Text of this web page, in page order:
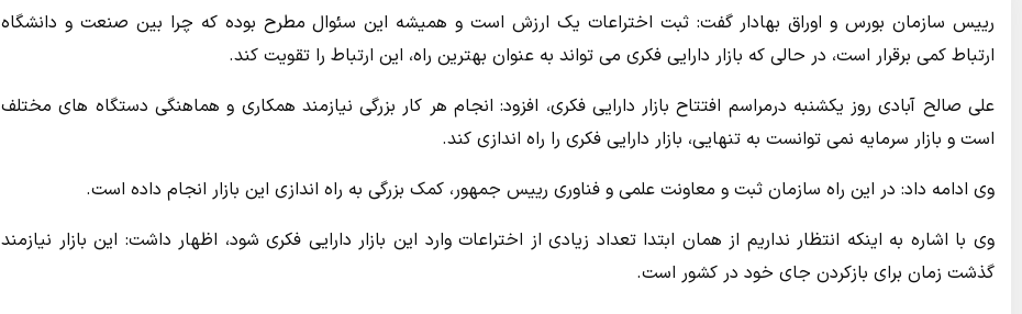
رییس سازمان بورس و اوراق بهادار گفت: ثبت اختراعات یک ارزش است و همیشه این سئوال مطرح بوده که چرا بین صنعت و دانشگاه
ارتباط کمی برقرار است، در حالی که بازار دارایی فکری می تواند به عنوان بهترین راه، این ارتباط را تقویت کند.
علی صالح آبادی روز یکشنبه درمراسم افتتاح بازار دارایی فکری، افزود: انجام هر کار بزرگی نیازمند همکاری و هماهنگی دستگاه های مختلف
است و بازار سرمایه نمی توانست به تنهایی، بازار دارایی فکری را راه اندازی کند.
وی ادامه داد: در این راه سازمان ثبت و معاونت علمی و فناوری رییس جمهور، کمک بزرگی به راه اندازی این بازار انجام داده است.
وی با اشاره به اینکه انتظار نداریم از همان ابتدا تعداد زیادی از اختراعات وارد این بازار دارایی فکری شود، اظهار داشت: این بازار نیازمند
گذشت زمان برای بازکردن جای خود در کشور است.